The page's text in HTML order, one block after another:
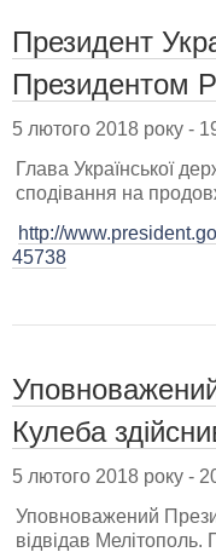
Президент
Президентом
5 лютого 2018 року -
Глава Української
сподівання на
http://
45738
Кулеба
5 лютого 2018 року -
Уповноважений
відвідав